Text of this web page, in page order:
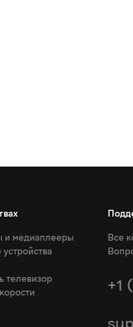
и медиаплееры
телевизор
Все
+1